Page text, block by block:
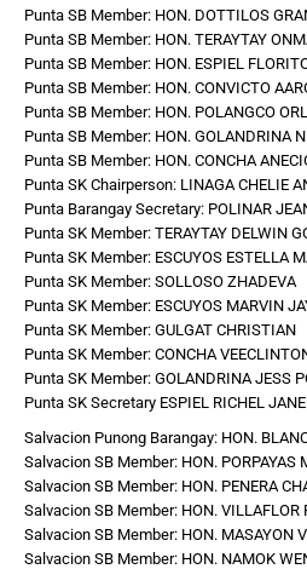
Punta SB Member: HON. DOTTILOS
Punta SB Member: HON. TERAYTAY
Punta SB Member: HON. ESPIEL
Punta SB Member: HON. CONVICTO
Punta SB Member: HON. POLANGCO
Punta SB Member: HON. GOLANDRINA
Punta SB Member: HON. CONCHA
Punta SK Chairperson: LINAGA CHELIE
Punta Barangay Secretary: POLINAR
Punta SK Member: TERAYTAY DELWIN
Punta SK Member: ESCUYOS ESTELLA
Punta SK Member: SOLLOSO ZHADEVA
Punta SK Member: ESCUYOS MARVIN
Punta SK Member: GULGAT CHRISTIAN
Punta SK Member: CONCHA
Punta SK Member: GOLANDRINA JESS
Punta SK Secretary ESPIEL RICHEL
Salvacion Punong Barangay: HON.
Salvacion SB Member: HON. PORPAYAS
Salvacion SB Member: HON. PENERA
Salvacion SB Member: HON. VILLAFLOR
Salvacion SB Member: HON. MASAYON
Salvacion SB Member: HON. NAMOK